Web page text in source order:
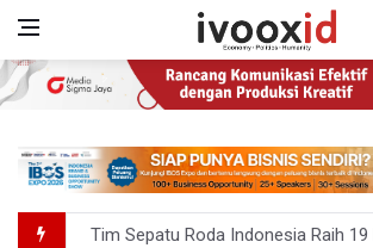
Tim Sepatu Roda Indonesia Raih